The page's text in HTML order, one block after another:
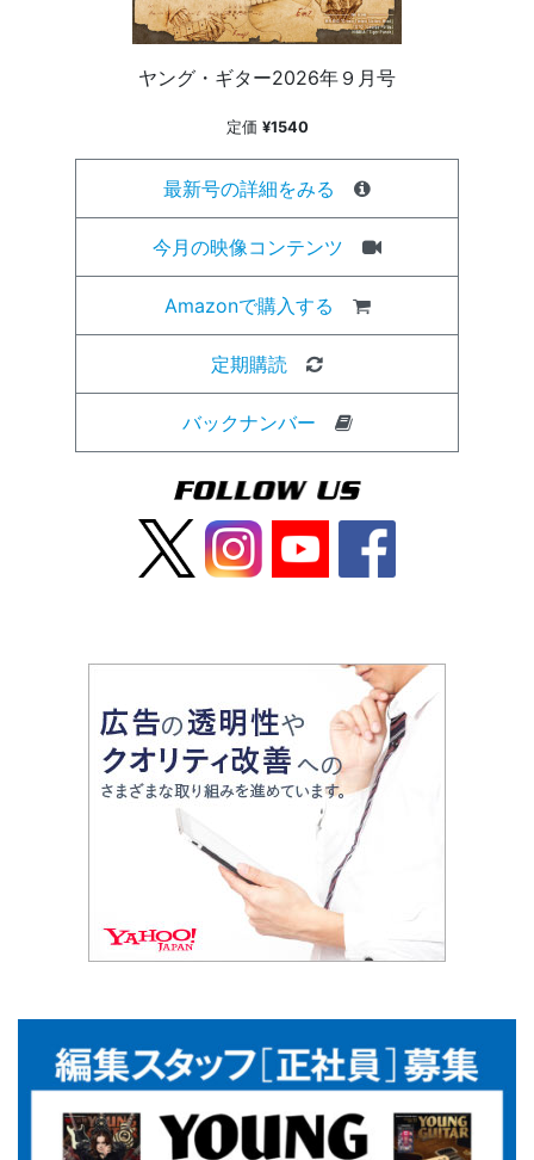
ヤング・ギター2026年９月号
定価 ¥1540
最新号の詳細をみる
今月の映像コンテンツ
Amazonで購入する
定期購読
バックナンバー